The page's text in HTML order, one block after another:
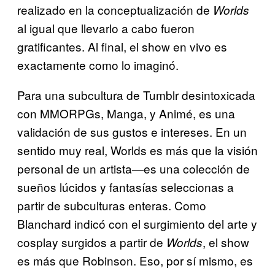
realizado en la conceptualización de Worlds
al igual que llevarlo a cabo fueron
gratificantes. Al final, el show en vivo es
exactamente como lo imaginó.
Para una subcultura de Tumblr desintoxicada
con MMORPGs, Manga, y Animé, es una
validación de sus gustos e intereses. En un
sentido muy real, Worlds es más que la visión
personal de un artista—es una colección de
sueños lúcidos y fantasías seleccionas a
partir de subculturas enteras. Como
Blanchard indicó con el surgimiento del arte y
cosplay surgidos a partir de Worlds, el show
es más que Robinson. Eso, por sí mismo, es